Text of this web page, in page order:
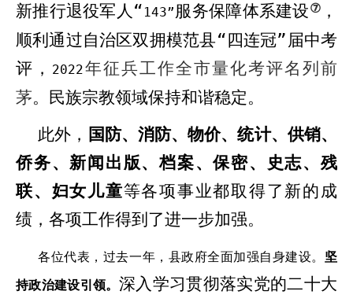
新推行退役军人“ 143” 服务保障体系建设⑦ ，
顺利通过自治区双拥模范县“四连冠”届中考
评 ， 2022年征兵工作全市量化考评名列前
茅。民族宗教领域保持和谐稳定。
此外， 国防、消防、物价、统计、供销、
侨务、新闻出版、档案、保密、史志、残
联、妇女儿童等各项事业都取得了新的成
绩，各项工作得到了进一步加强。
各位代表，过去一年，县政府全面加强自身建设。 坚
持政治建设引领。 深入学习贯彻落实党的二十大